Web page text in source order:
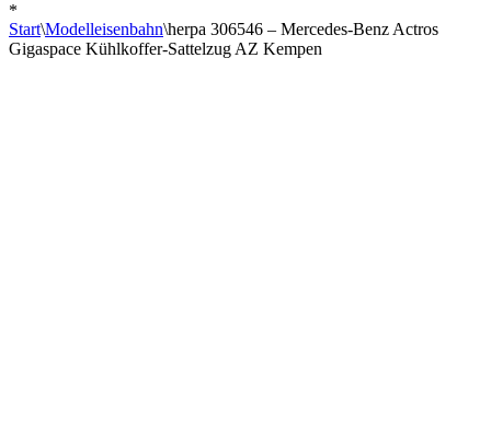
*
Start\Modelleisenbahn\herpa 306546 – Mercedes-Benz Actros
Gigaspace Kühlkoffer-Sattelzug AZ Kempen